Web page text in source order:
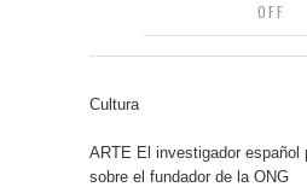
OFF
Cultura
ARTE El investigador español
sobre el fundador de la ONG